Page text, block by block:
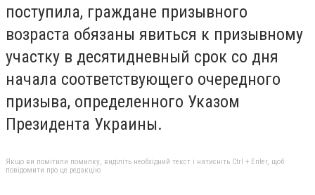
поступила, граждане призывного
возраста обязаны явиться к призывному
участку в десятидневный срок со дня
начала соответствующего очередного
призыва, определенного Указом
Президента Украины.
Якщо ви помітили помилку, виділіть необхідний текст і натисніть Ctrl + Enter, щоб
повідомити про це редакцію